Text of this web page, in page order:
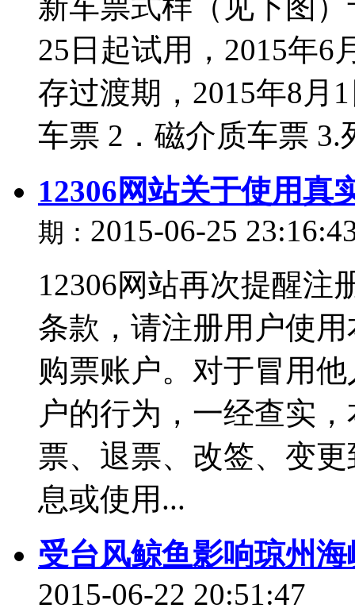
25日起试用，2015年6
存过渡期，2015年8月
车票 2．磁介质车票 3.
12306网站关于使用真
期： 2015-06-25
12306网站再次提醒注
条款，请注册用户使
购票账户。对于冒用
户的行为，一经查实
票、退票、改签、变
息或使用...
受台风鲸鱼影响琼州
2015-06-22 20:51:47